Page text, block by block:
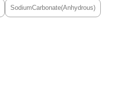
SodiumCarbonate(Anhydrous)